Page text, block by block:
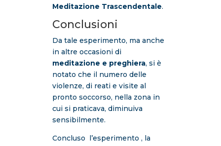
Meditazione Trascendentale.
Conclusioni
Da tale esperimento, ma anche
in altre occasioni di
meditazione e preghiera, si è
notato che il numero delle
violenze, di reati e visite al
pronto soccorso, nella zona in
cui si praticava, diminuiva
sensibilmente.
Concluso l’esperimento , la